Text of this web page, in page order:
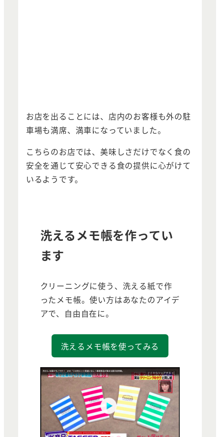
お店を出ることには、店内のお客様も外の駐
車場も満席、満車になっていました。
こちらのお店では、美味しさだけでなく食の
安全を通じて安心できる食の提供に心がけて
いるようです。
洗えるメモ帳を作ってい
ます
クリーニングに使う、洗える紙で作
ったメモ帳。使い方はあなたのアイデ
アで、自由自在に。
洗えるメモ帳を使ってみる